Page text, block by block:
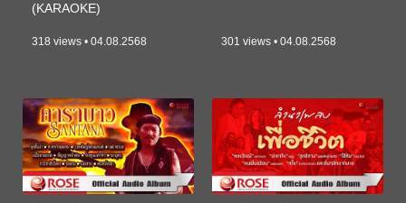
(KARAOKE)
318 views • 04.08.2568 301 views • 04.08.2568